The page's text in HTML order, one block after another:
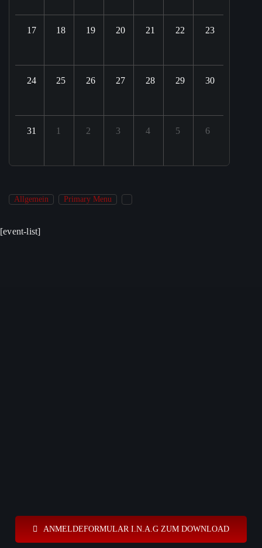
17 18 19 20 21 22 23
24 25 26 27 28 29 30
31 1 2 3 4 5 6
Allgemein Primary Menu
[event-list]
ANMELDEFORMULAR I.N.A.G ZUM DOWNLOAD